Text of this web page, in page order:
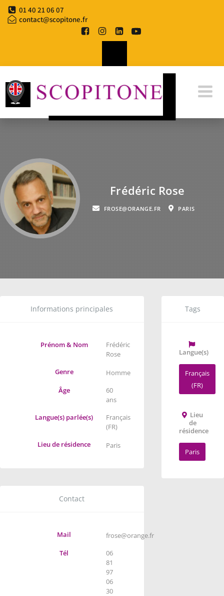
01 40 21 06 07
contact@scopitone.fr
Frédéric Rose
FROSE@ORANGE.FR PARIS
Informations principales
Prénom & Nom
Frédéric
Rose
Genre
Homme
Âge
60
ans
Langue(s) parlée(s)
Français
(FR)
Lieu de résidence
Paris
Contact
Mail
frose@orange.fr
Tél
06
81
97
06
30
Tags
Langue(s)
Français
(FR)
Lieu
de
résidence
Paris